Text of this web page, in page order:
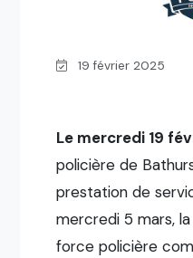
19 février 2025
Le mercredi 19
policière de
prestation de
mercredi 5 mars,
force policière